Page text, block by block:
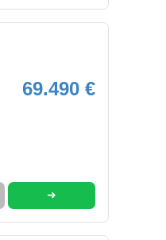
69.490 €
➜